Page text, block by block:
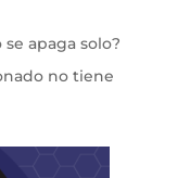
apaga solo?
no tiene